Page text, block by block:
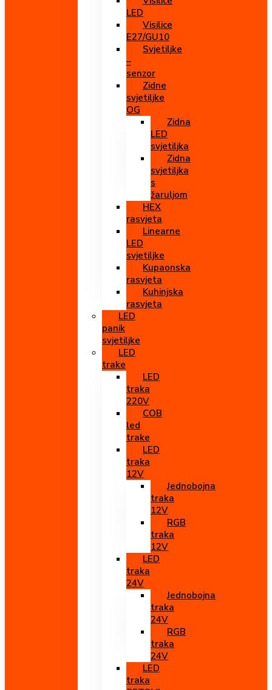
LED
Visilice
E27/GU10
Svjetiljke
–
senzor
Zidne
svjetiljke
OG
Zidna
LED
svjetiljka
Zidna
svjetiljka
s
žaruljom
HEX
rasvjeta
Linearne
LED
svjetiljke
Kupaonska
rasvjeta
Kuhinjska
rasvjeta
LED
panik
svjetiljke
LED
trake
LED
traka
220V
COB
led
trake
LED
traka
12V
Jednobojna
traka
12V
RGB
traka
12V
LED
traka
24V
Jednobojna
traka
24V
RGB
traka
24V
LED
traka